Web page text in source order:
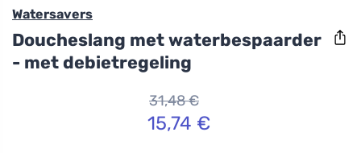
Watersavers
Doucheslang met waterbespaarder
- met debietregeling
31,48 €
15,74 €